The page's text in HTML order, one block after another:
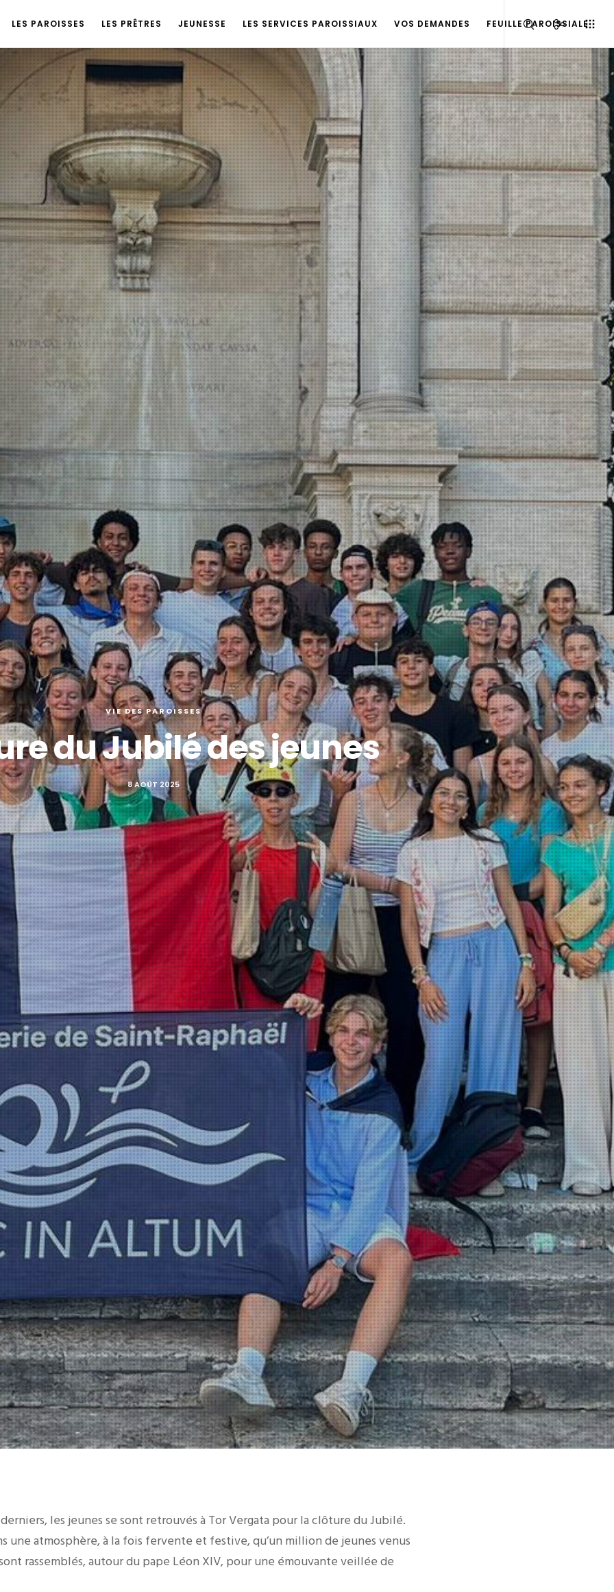
LES PAROISSES LES PRÊTRES JEUNESSE LES SERVICES PAROISSIAUX VOS DEMANDES FEUILLE PAROISSIALE
VIE DES PAROISSES
du Jubilé des jeunes
8 AOÛT 2025
les jeunes se sont retrouvés à Tor Vergata pour la clôture du Jubilé.
une atmosphère, à la fois fervente et festive, qu’un million de jeunes venus
rassemblés, autour du pape Léon XIV, pour une émouvante veillée de